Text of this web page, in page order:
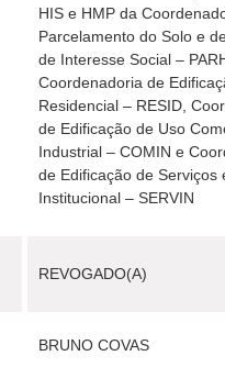
HIS e HMP da
Parcelamento do Solo e
de Interesse Social –
Coordenadoria de
Residencial – RESID,
de Edificação de Uso
Industrial – COMIN e
de Edificação de Serviços
Institucional – SERVIN
REVOGADO(A)
BRUNO COVAS